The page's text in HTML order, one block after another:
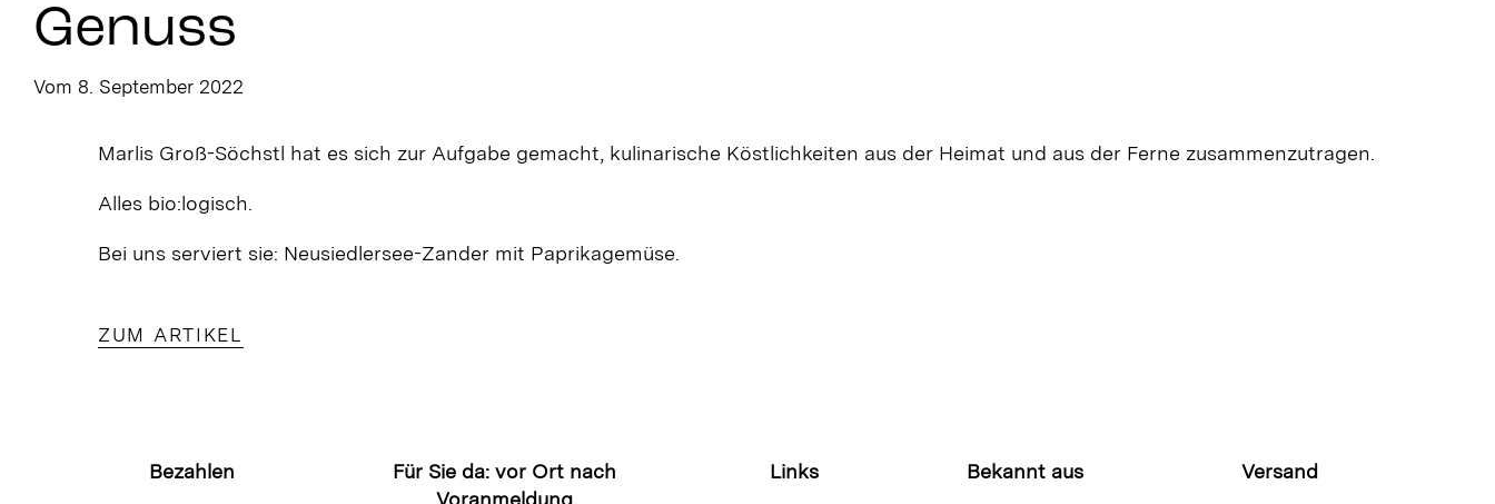
Genuss
Vom 8. September 2022
Marlis Groß-Söchstl hat es sich zur Aufgabe gemacht, kulinarische Köstlichkeiten aus der Heimat und aus der Ferne zusammenzutragen.
Alles bio:logisch.
Bei uns serviert sie: Neusiedlersee-Zander mit Paprikagemüse.
ZUM ARTIKEL
Bezahlen
Für Sie da: vor Ort nach
Voranmeldung
Links Bekannt aus Versand